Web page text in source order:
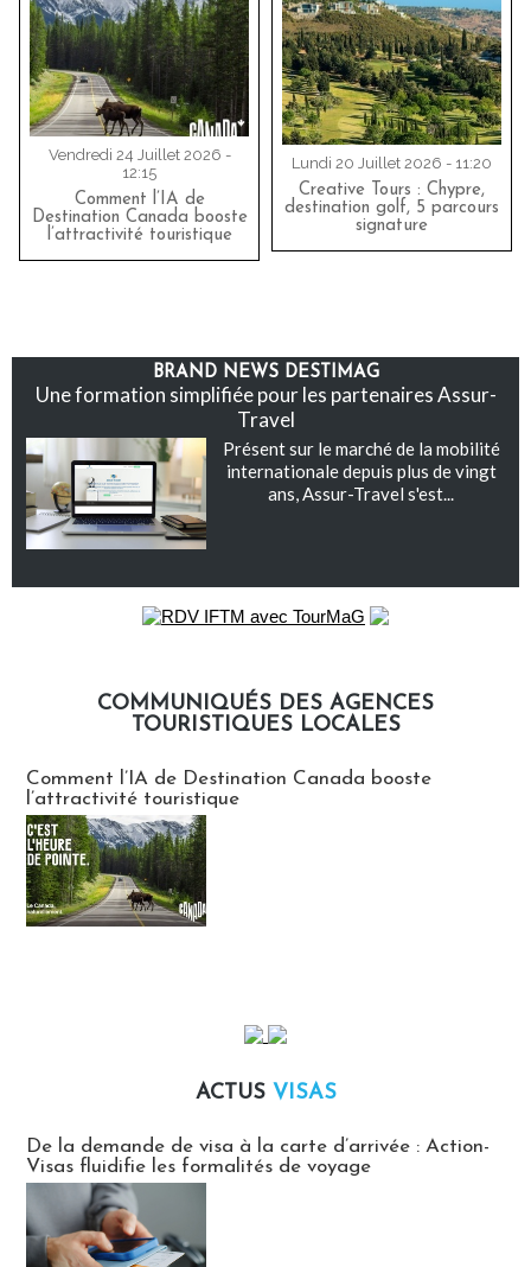
Vendredi 24 Juillet 2026 -
12:15
Comment l’IA de
Destination Canada booste
l’attractivité touristique
Lundi 20 Juillet 2026 - 11:20
Creative Tours : Chypre,
destination golf, 5 parcours
signature
BRAND NEWS DESTIMAG
Une formation simplifiée pour les partenaires Assur-
Travel
Présent sur le marché de la mobilité
internationale depuis plus de vingt
ans, Assur-Travel s'est...
COMMUNIQUÉS DES AGENCES
TOURISTIQUES LOCALES
Comment l’IA de Destination Canada booste
l’attractivité touristique
ACTUS VISAS
De la demande de visa à la carte d’arrivée : Action-
Visas fluidifie les formalités de voyage